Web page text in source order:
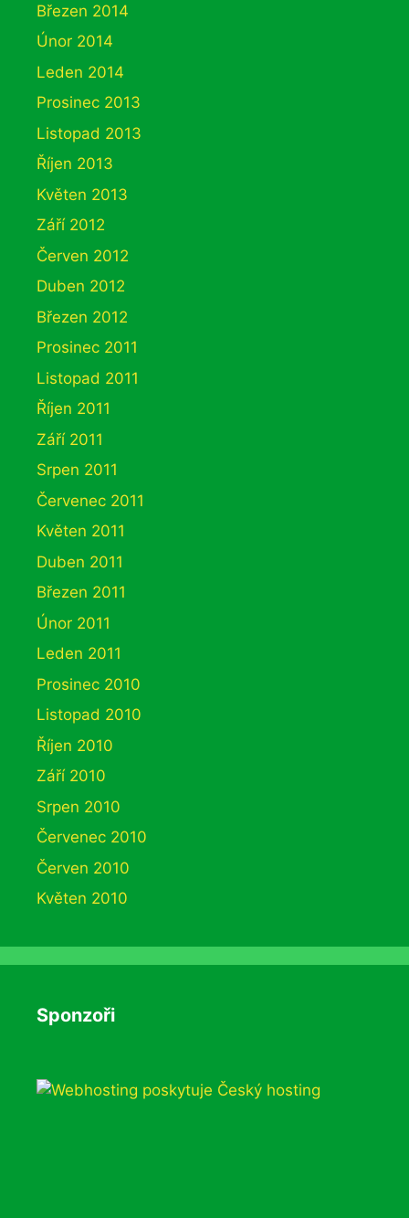
Březen 2014
Únor 2014
Leden 2014
Prosinec 2013
Listopad 2013
Říjen 2013
Květen 2013
Září 2012
Červen 2012
Duben 2012
Březen 2012
Prosinec 2011
Listopad 2011
Říjen 2011
Září 2011
Srpen 2011
Červenec 2011
Květen 2011
Duben 2011
Březen 2011
Únor 2011
Leden 2011
Prosinec 2010
Listopad 2010
Říjen 2010
Září 2010
Srpen 2010
Červenec 2010
Červen 2010
Květen 2010
Sponzoři